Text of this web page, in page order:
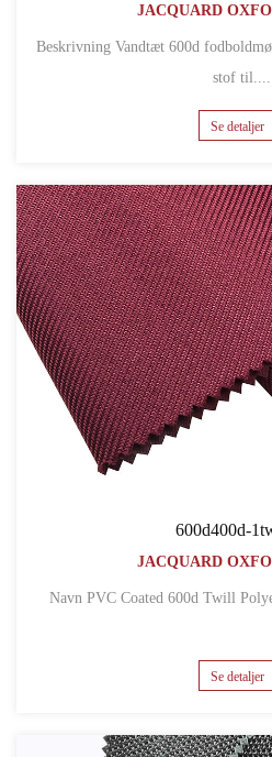
JACQUARD
Beskrivning Vandtæt 600d fodboldmønster ripstop Polyester oxford
stof til......
Se detaljer
600d400d-
JACQUARD
Navn PVC Coated 600d Twill
Se detaljer